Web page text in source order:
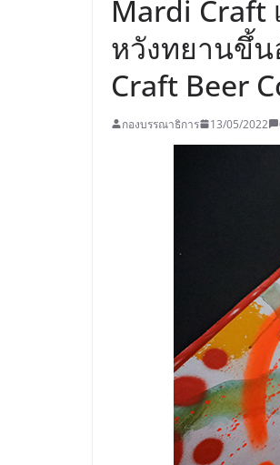
Mardi Craft
หวังทยานขึ้น
Craft Beer
กองบรรณาธิการ 13/05/2022